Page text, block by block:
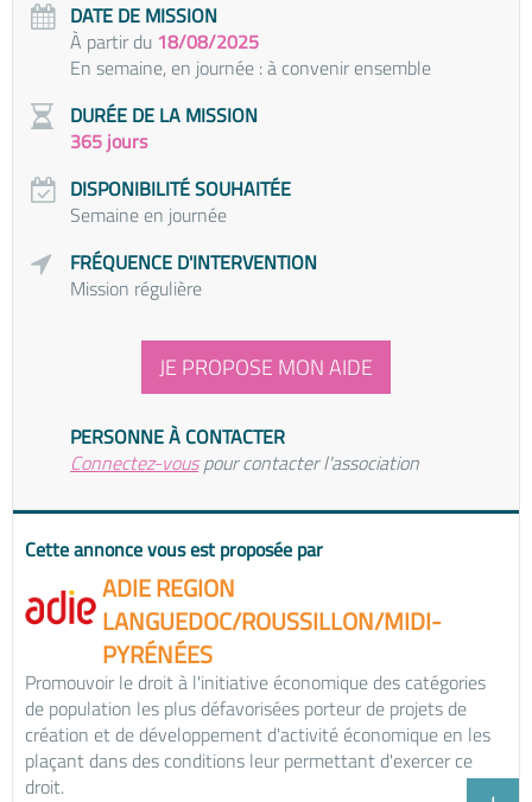
DATE DE MISSION
À partir du 18/08/2025
En semaine, en journée : à convenir ensemble
DURÉE DE LA MISSION
365 jours
DISPONIBILITÉ SOUHAITÉE
Semaine en journée
FRÉQUENCE D'INTERVENTION
Mission régulière
JE PROPOSE MON AIDE
PERSONNE À CONTACTER
Connectez-vouspour contacter l'association
Cette annonce vous est proposée par
ADIE REGION
LANGUEDOC/ROUSSILLON/MIDI-
PYRÉNÉES
Promouvoir le droit à l'initiative économique des catégories
de population les plus défavorisées porteur de projets de
création et de développement d'activité économique en les
plaçant dans des conditions leur permettant d'exercer ce
droit.